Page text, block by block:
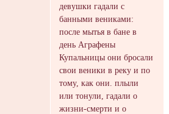
девушки гадали с
банными вениками:
после мытья в бане в
день Аграфены
Купальницы они бросали
свои веники в реку и по
тому, как они. плыли
или тонули, гадали о
жизни-смерти и о